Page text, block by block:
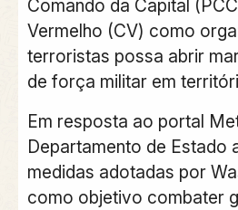
Comando da Capital
Vermelho (CV) como
terroristas possa abrir
de força militar em
Em resposta ao portal
Departamento de Estado
medidas adotadas por
como objetivo combater